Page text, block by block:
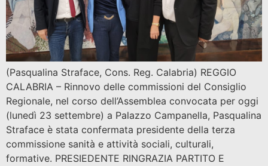
(Pasqualina Straface, Cons. Reg. Calabria) REGGIO
CALABRIA – Rinnovo delle commissioni del Consiglio
Regionale, nel corso dell’Assemblea convocata per oggi
(lunedì 23 settembre) a Palazzo Campanella, Pasqualina
Straface è stata confermata presidente della terza
commissione sanità e attività sociali, culturali,
formative. PRESIEDENTE RINGRAZIA PARTITO E